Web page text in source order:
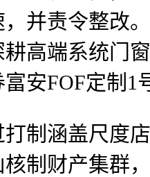
并责令整改
高端系统门
FOF定制1
涵盖尺度
制财产集群